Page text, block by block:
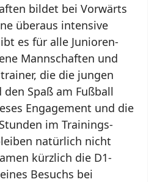
bildet bei Vorwärts
überaus intensive
es für alle Junioren-
Mannschaften und
die die jungen
Spaß am Fußball
Engagement und die
im Trainings-
natürlich nicht
kürzlich die D1-
Besuchs bei